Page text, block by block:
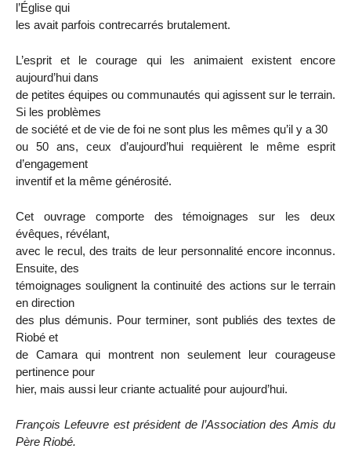
l’Église qui
les avait parfois contrecarrés brutalement.
L’esprit et le courage qui les animaient existent encore
aujourd’hui dans
de petites équipes ou communautés qui agissent sur le terrain.
Si les problèmes
de société et de vie de foi ne sont plus les mêmes qu’il y a 30
ou 50 ans, ceux d’aujourd’hui requièrent le même esprit
d’engagement
inventif et la même générosité.
Cet ouvrage comporte des témoignages sur les deux
évêques, révélant,
avec le recul, des traits de leur personnalité encore inconnus.
Ensuite, des
témoignages soulignent la continuité des actions sur le terrain
en direction
des plus démunis. Pour terminer, sont publiés des textes de
Riobé et
de Camara qui montrent non seulement leur courageuse
pertinence pour
hier, mais aussi leur criante actualité pour aujourd’hui.
François Lefeuvre est président de l’Association des Amis du
Père Riobé.